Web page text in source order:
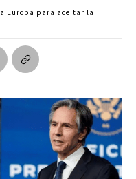
Europa para aceitar la